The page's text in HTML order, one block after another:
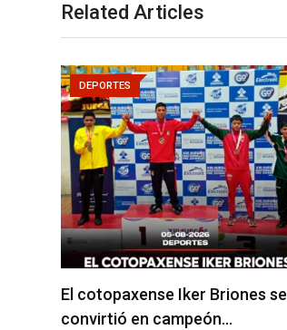
Related Articles
DEPORTES
El cotopaxense Iker Briones se
convirtió en campeón…